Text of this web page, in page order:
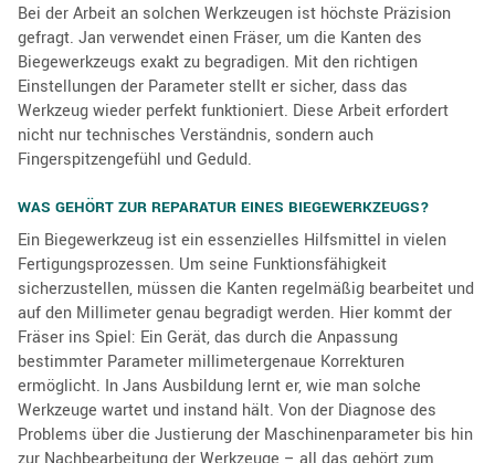
Bei der Arbeit an solchen Werkzeugen ist höchste Präzision
gefragt. Jan verwendet einen Fräser, um die Kanten des
Biegewerkzeugs exakt zu begradigen. Mit den richtigen
Einstellungen der Parameter stellt er sicher, dass das
Werkzeug wieder perfekt funktioniert. Diese Arbeit erfordert
nicht nur technisches Verständnis, sondern auch
Fingerspitzengefühl und Geduld.
WAS GEHÖRT ZUR REPARATUR EINES BIEGEWERKZEUGS?
Ein Biegewerkzeug ist ein essenzielles Hilfsmittel in vielen
Fertigungsprozessen. Um seine Funktionsfähigkeit
sicherzustellen, müssen die Kanten regelmäßig bearbeitet und
auf den Millimeter genau begradigt werden. Hier kommt der
Fräser ins Spiel: Ein Gerät, das durch die Anpassung
bestimmter Parameter millimetergenaue Korrekturen
ermöglicht. In Jans Ausbildung lernt er, wie man solche
Werkzeuge wartet und instand hält. Von der Diagnose des
Problems über die Justierung der Maschinenparameter bis hin